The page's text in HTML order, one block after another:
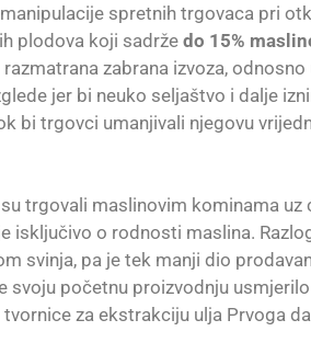
spretnih trgovaca pri
plodova koji sadržedo 15%
zabrana izvoza,
jer bi neuko seljaštvo i dalje
bi trgovci umanjivali njegovu
trgovali maslinovim kominama uz
isključivo o rodnosti maslina.
svinja, pa je tek manji dio
svoju početnu proizvodnju
za ekstrakciju ulja Prvoga